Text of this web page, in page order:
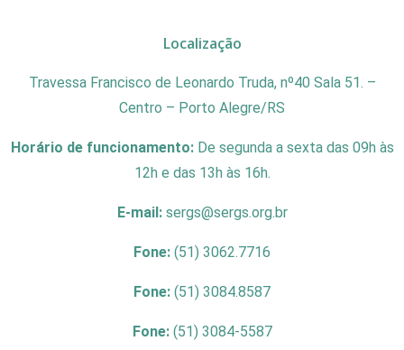
Localização
Travessa Francisco de Leonardo Truda, nº40 Sala 51. –
Centro – Porto Alegre/RS
Horário de funcionamento: De segunda a sexta das 09h às
12h e das 13h às 16h.
E-mail: sergs@sergs.org.br
Fone: (51) 3062.7716
Fone: (51) 3084.8587
Fone: (51) 3084-5587